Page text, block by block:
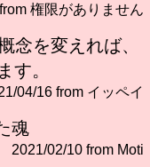
権限がありません
念を変えれば、
す。
04/16 from イッペイ
魂
2021/02/10 from Moti